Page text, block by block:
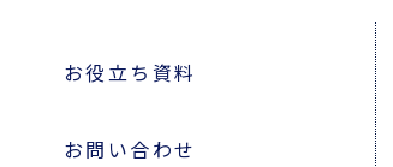
お役立ち資料
お問い合わせ